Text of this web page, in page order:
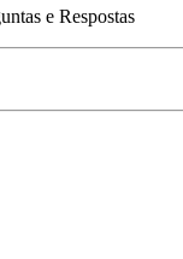
e Respostas